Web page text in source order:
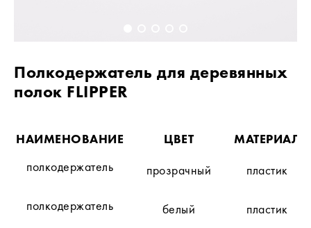
Полкодержатель для деревянных
полок FLIPPER
НАИМЕНОВАНИЕ ЦВЕТ
МАТЕРИАЛ
полкодержатель
прозрачный пластик
полкодержатель белый пластик